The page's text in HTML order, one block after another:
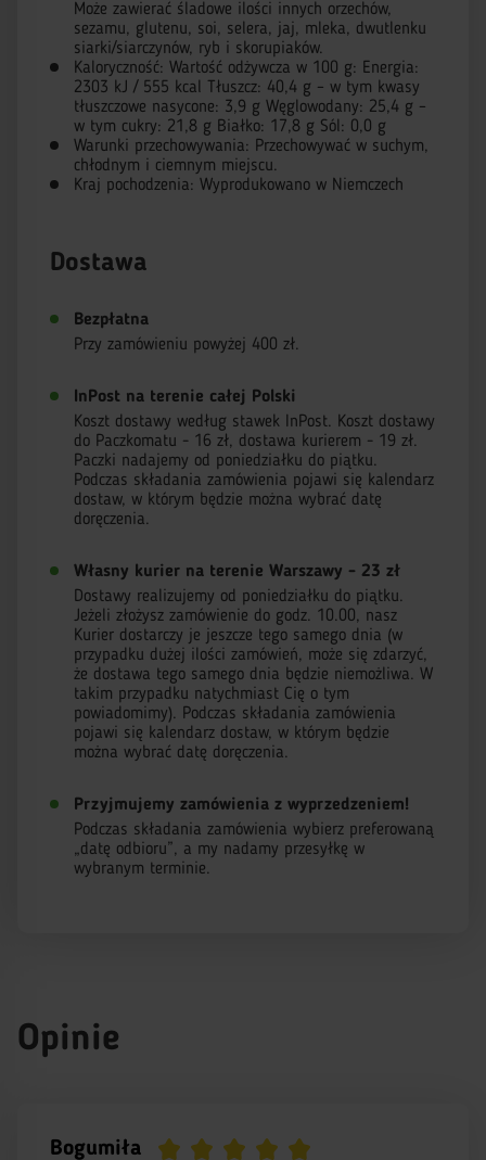
Może zawierać śladowe ilości innych orzechów,
sezamu, glutenu, soi, selera, jaj, mleka, dwutlenku
siarki/siarczynów, ryb i skorupiaków.
Kaloryczność: Wartość odżywcza w 100 g: Energia:
2303 kJ / 555 kcal Tłuszcz: 40,4 g – w tym kwasy
tłuszczowe nasycone: 3,9 g Węglowodany: 25,4 g –
w tym cukry: 21,8 g Białko: 17,8 g Sól: 0,0 g
Warunki przechowywania: Przechowywać w suchym,
chłodnym i ciemnym miejscu.
Kraj pochodzenia: Wyprodukowano w Niemczech
Dostawa
Bezpłatna
Przy zamówieniu powyżej 400 zł.
InPost na terenie całej Polski
Koszt dostawy według stawek InPost. Koszt dostawy
do Paczkomatu - 16 zł, dostawa kurierem - 19 zł.
Paczki nadajemy od poniedziałku do piątku.
Podczas składania zamówienia pojawi się kalendarz
dostaw, w którym będzie można wybrać datę
doręczenia.
Własny kurier na terenie Warszawy - 23 zł
Dostawy realizujemy od poniedziałku do piątku.
Jeżeli złożysz zamówienie do godz. 10.00, nasz
Kurier dostarczy je jeszcze tego samego dnia (w
przypadku dużej ilości zamówień, może się zdarzyć,
że dostawa tego samego dnia będzie niemożliwa. W
takim przypadku natychmiast Cię o tym
powiadomimy). Podczas składania zamówienia
pojawi się kalendarz dostaw, w którym będzie
można wybrać datę doręczenia.
Przyjmujemy zamówienia z wyprzedzeniem!
Podczas składania zamówienia wybierz preferowaną
„datę odbioru”, a my nadamy przesyłkę w
wybranym terminie.
Opinie
Bogumiła